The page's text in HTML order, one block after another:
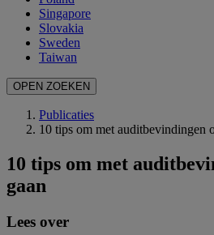
Singapore
Slovakia
Sweden
Taiwan
OPEN ZOEKEN
Publicaties
10 tips om met auditbevindingen
10 tips om met
gaan
Lees over